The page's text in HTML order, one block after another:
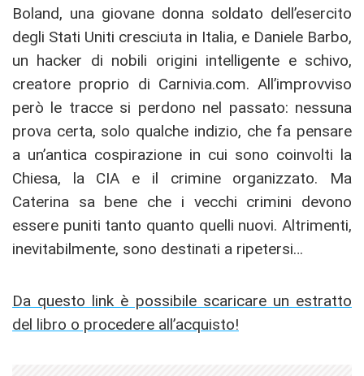
Boland, una giovane donna soldato dell’esercito
degli Stati Uniti cresciuta in Italia, e Daniele Barbo,
un hacker di nobili origini intelligente e schivo,
creatore proprio di Carnivia.com. All’improvviso
però le tracce si perdono nel passato: nessuna
prova certa, solo qualche indizio, che fa pensare
a un’antica cospirazione in cui sono coinvolti la
Chiesa, la CIA e il crimine organizzato. Ma
Caterina sa bene che i vecchi crimini devono
essere puniti tanto quanto quelli nuovi. Altrimenti,
inevitabilmente, sono destinati a ripetersi…
Da questo link è possibile scaricare un estratto
del libro o procedere all’acquisto!